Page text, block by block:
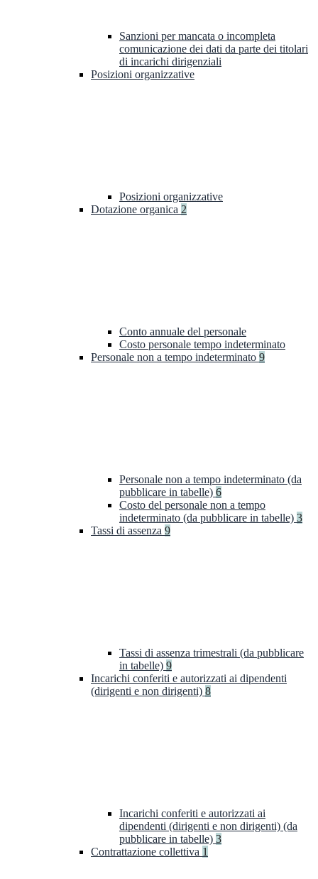
Sanzioni per mancata o incompleta
comunicazione dei dati da parte dei titolari
di incarichi dirigenziali
Posizioni organizzative
Posizioni organizzative
Dotazione organica 2
Conto annuale del personale
Costo personale tempo indeterminato
Personale non a tempo indeterminato 9
Personale non a tempo indeterminato (da
pubblicare in tabelle) 6
Costo del personale non a tempo
indeterminato (da pubblicare in tabelle) 3
Tassi di assenza 9
Tassi di assenza trimestrali (da pubblicare
in tabelle) 9
Incarichi conferiti e autorizzati ai dipendenti
(dirigenti e non dirigenti) 8
Incarichi conferiti e autorizzati ai
dipendenti (dirigenti e non dirigenti) (da
pubblicare in tabelle) 3
Contrattazione collettiva 1